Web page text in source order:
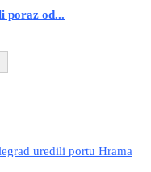
poraz od...
uredili portu Hrama